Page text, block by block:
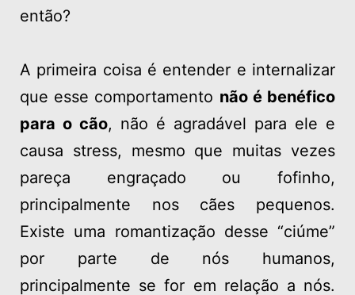
então?
A primeira coisa é entender e internalizar
que esse comportamento não é benéfico
para o cão, não é agradável para ele e
causa stress, mesmo que muitas vezes
pareça engraçado ou fofinho,
principalmente nos cães pequenos.
Existe uma romantização desse “ciúme”
por parte de nós humanos,
principalmente se for em relação a nós.